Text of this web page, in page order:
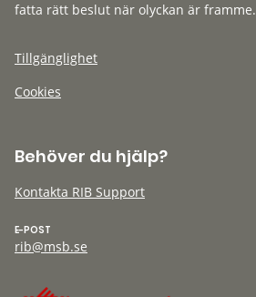
fatta rätt beslut när olyckan är framme.
Tillgänglighet
Cookies
Behöver du hjälp?
Kontakta RIB Support
E-POST
rib@msb.se